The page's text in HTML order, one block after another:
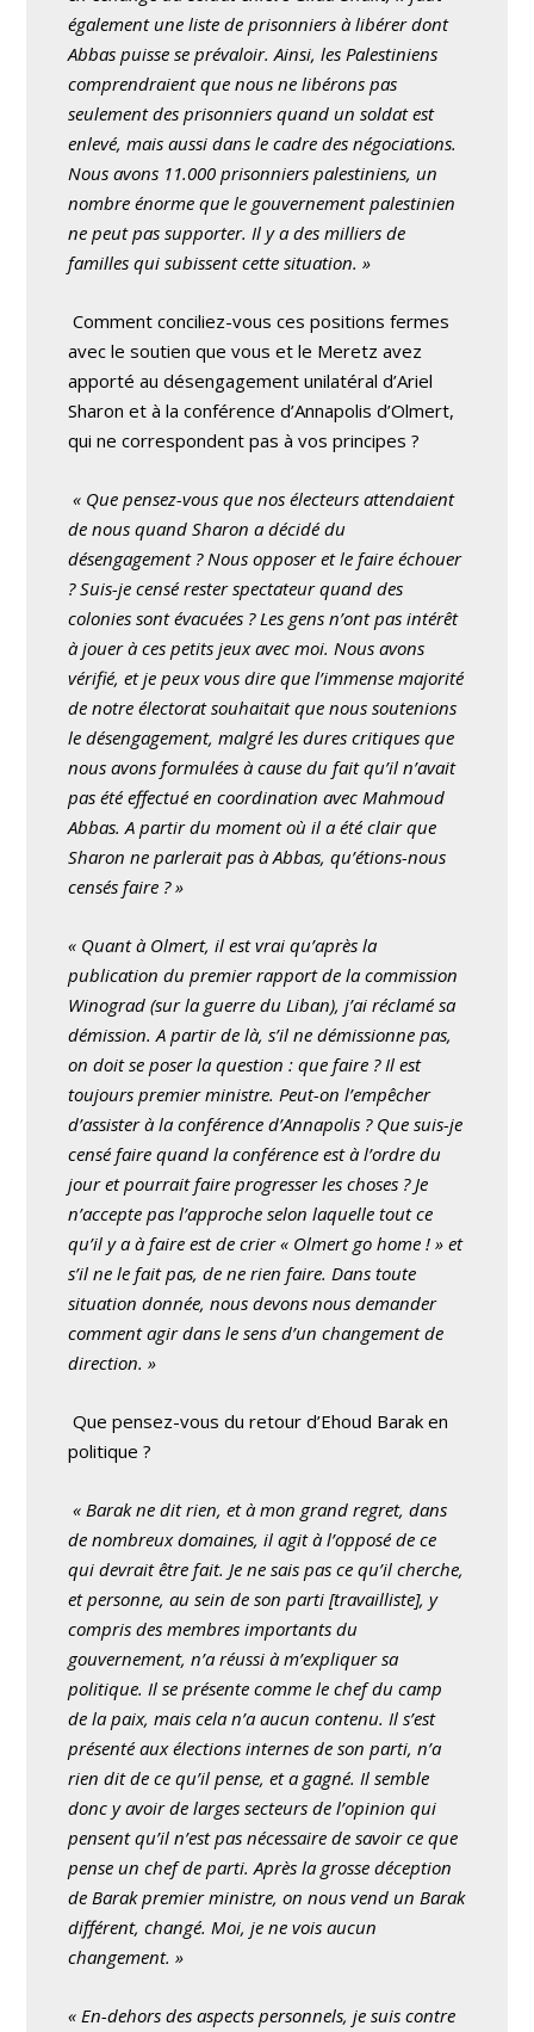
également une liste de prisonniers à libérer dont
Abbas puisse se prévaloir. Ainsi, les Palestiniens
comprendraient que nous ne libérons pas
seulement des prisonniers quand un soldat est
enlevé, mais aussi dans le cadre des négociations.
Nous avons 11.000 prisonniers palestiniens, un
nombre énorme que le gouvernement palestinien
ne peut pas supporter. Il y a des milliers de
familles qui subissent cette situation. »
Comment conciliez-vous ces positions fermes
avec le soutien que vous et le Meretz avez
apporté au désengagement unilatéral d’Ariel
Sharon et à la conférence d’Annapolis d’Olmert,
qui ne correspondent pas à vos principes ?
« Que pensez-vous que nos électeurs attendaient
de nous quand Sharon a décidé du
désengagement ? Nous opposer et le faire échouer
? Suis-je censé rester spectateur quand des
colonies sont évacuées ? Les gens n’ont pas intérêt
à jouer à ces petits jeux avec moi. Nous avons
vérifié, et je peux vous dire que l’immense majorité
de notre électorat souhaitait que nous soutenions
le désengagement, malgré les dures critiques que
nous avons formulées à cause du fait qu’il n’avait
pas été effectué en coordination avec Mahmoud
Abbas. A partir du moment où il a été clair que
Sharon ne parlerait pas à Abbas, qu’étions-nous
censés faire ? »
« Quant à Olmert, il est vrai qu’après la
publication du premier rapport de la commission
Winograd (sur la guerre du Liban), j’ai réclamé sa
démission. A partir de là, s’il ne démissionne pas,
on doit se poser la question : que faire ? Il est
toujours premier ministre. Peut-on l’empêcher
d’assister à la conférence d’Annapolis ? Que suis-je
censé faire quand la conférence est à l’ordre du
jour et pourrait faire progresser les choses ? Je
n’accepte pas l’approche selon laquelle tout ce
qu’il y a à faire est de crier « Olmert go home ! » et
s’il ne le fait pas, de ne rien faire. Dans toute
situation donnée, nous devons nous demander
comment agir dans le sens d’un changement de
direction. »
Que pensez-vous du retour d’Ehoud Barak en
politique ?
« Barak ne dit rien, et à mon grand regret, dans
de nombreux domaines, il agit à l’opposé de ce
qui devrait être fait. Je ne sais pas ce qu’il cherche,
et personne, au sein de son parti [travailliste], y
compris des membres importants du
gouvernement, n’a réussi à m’expliquer sa
politique. Il se présente comme le chef du camp
de la paix, mais cela n’a aucun contenu. Il s’est
présenté aux élections internes de son parti, n’a
rien dit de ce qu’il pense, et a gagné. Il semble
donc y avoir de larges secteurs de l’opinion qui
pensent qu’il n’est pas nécessaire de savoir ce que
pense un chef de parti. Après la grosse déception
de Barak premier ministre, on nous vend un Barak
différent, changé. Moi, je ne vois aucun
changement. »
« En-dehors des aspects personnels, je suis contre